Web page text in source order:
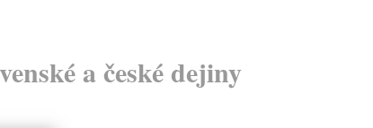
a české dejiny